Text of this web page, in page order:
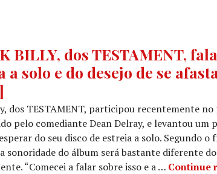
BILLY, dos TESTAMENT,
a solo e do desejo de se
dos TESTAMENT, participou recentemente
pelo comediante Dean Delray, e levantou um
do seu disco de estreia a solo. Segundo
sonoridade do álbum será bastante diferente
“Comecei a falar sobre isso e a … Continue